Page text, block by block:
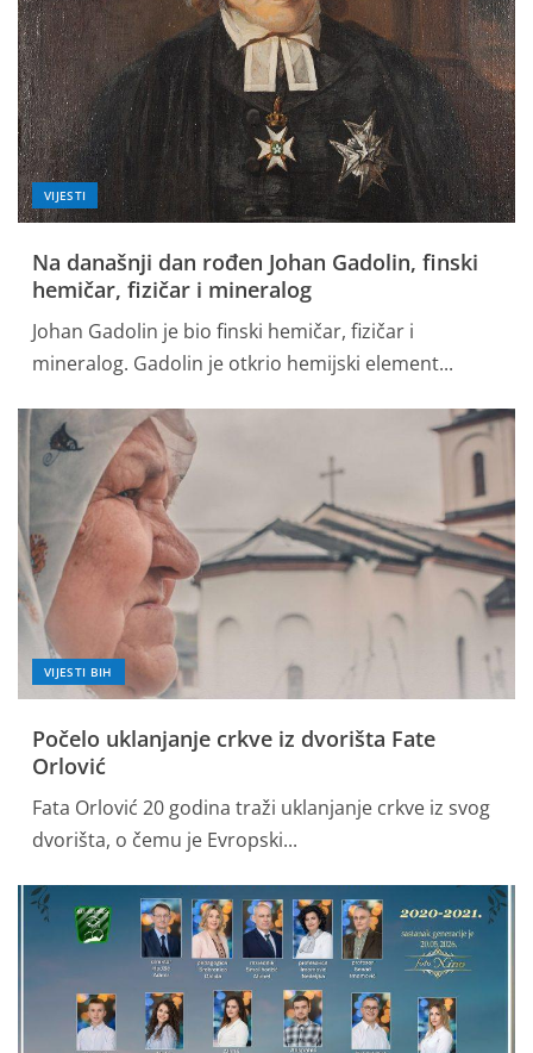
VIJESTI
Na današnji dan rođen Johan Gadolin, finski
hemičar, fizičar i mineralog
Johan Gadolin je bio finski hemičar, fizičar i
mineralog. Gadolin je otkrio hemijski element...
VIJESTI BIH
Počelo uklanjanje crkve iz dvorišta Fate
Orlović
Fata Orlović 20 godina traži uklanjanje crkve iz svog
dvorišta, o čemu je Evropski...